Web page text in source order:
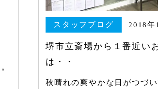
スタッフブログ 2018年
堺市立斎場から１番近い
は・・
秋晴れの爽やかな日がつづ